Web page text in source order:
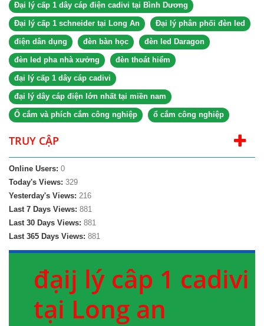
Đại lý cấp 1 dây cáp điện cadivi tại Bình Dương
Đại lý cấp 1 schneider tại Long An Đại lý phân phối đèn led
điện dân dụng đèn bàn học đèn led Daragon
đèn led pha nhà xưởng đèn thoát hiểm
đại lý cấp 1 dây cáp cadivi
đại lý dây cáp điện lớn nhất tại miền nam
Ổ cắm và phích cắm công nghiệp ổ cắm công nghiệp
TRUY CẬP
Online Users: 0
Today's Views: 329
Yesterday's Views: 216
Last 7 Days Views: 881
Last 30 Days Views: 881
Last 365 Days Views: 881
đạij lý câp 1 cadivi
tại Long an